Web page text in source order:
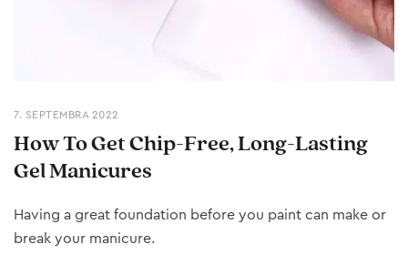
7. SEPTEMBRA 2022
How To Get Chip-Free, Long-Lasting
Gel Manicures
Having a great foundation before you paint can make or
break your manicure.